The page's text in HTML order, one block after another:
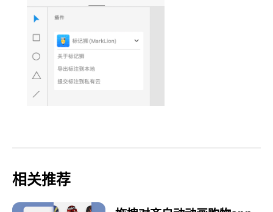
相关推荐